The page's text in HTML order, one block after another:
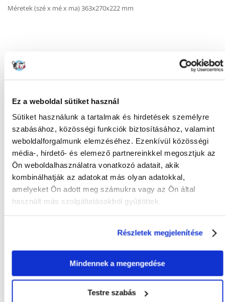
Ez a weboldal sütiket használ
Sütiket használunk a tartalmak és hirdetések személyre
szabásához, közösségi funkciók biztosításához, valamint
weboldalforgalmunk elemzéséhez. Ezenkívül közösségi
média-, hirdető- és elemező partnereinkkel megosztjuk az
Ön weboldalhasználatra vonatkozó adatait, akik
kombinálhatják az adatokat más olyan adatokkal,
amelyeket Ön adott meg számukra vagy az Ön által
használt más szolgáltatásokból gyűjtöttek.
Részletek megjelenítése
Mindennek a megengedése
Testre szabás
Méretek (szé x mé x ma) 363x270x222 mm
KÉRDEZZ TŐLÜNK!
Gyakori Kérdések (GYIK)
Tulajdonságok
GYÁRTÓ: CURVER
Mi a termék értékelési szabályzat?
Csak regisztrált FERA.HU vásárlók írhatnak véleményt, akik
megvásárolták ezt a terméket. A csillagok által adott értékelés
Nem található vélemény